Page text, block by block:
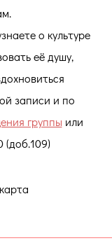
о культуре
её душу,
записи и по
группы или
(доб.109)